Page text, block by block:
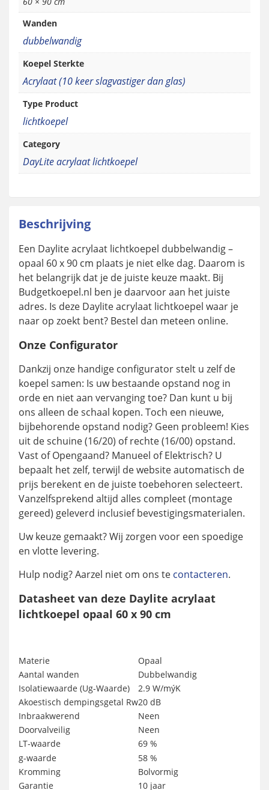
Wanden
dubbelwandig
Koepel Sterkte
Acrylaat (10 keer slagvastiger dan glas)
Type Product
lichtkoepel
Category
DayLite acrylaat lichtkoepel
Beschrijving
Een Daylite acrylaat lichtkoepel dubbelwandig –
opaal 60 x 90 cm plaats je niet elke dag. Daarom is
het belangrijk dat je de juiste keuze maakt. Bij
Budgetkoepel.nl ben je daarvoor aan het juiste
adres. Is deze Daylite acrylaat lichtkoepel waar je
naar op zoekt bent? Bestel dan meteen online.
Onze Configurator
Dankzij onze handige configurator stelt u zelf de
koepel samen: Is uw bestaande opstand nog in
orde en niet aan vervanging toe? Dan kunt u bij
ons alleen de schaal kopen. Toch een nieuwe,
bijbehorende opstand nodig? Geen probleem! Kies
uit de schuine (16/20) of rechte (16/00) opstand.
Vast of Opengaand? Manueel of Elektrisch? U
bepaalt het zelf, terwijl de website automatisch de
prijs berekent en de juiste toebehoren selecteert.
Vanzelfsprekend altijd alles compleet (montage
gereed) geleverd inclusief bevestigingsmaterialen.
Uw keuze gemaakt? Wij zorgen voor een spoedige
en vlotte levering.
Hulp nodig? Aarzel niet om ons te contacteren.
Datasheet van deze Daylite acrylaat
lichtkoepel opaal 60 x 90 cm
Materie
Opaal
Aantal wanden
Dubbelwandig
Isolatiewaarde (Ug-Waarde)
2.9 W/mýK
Akoestisch dempingsgetal Rw20 dB
Inbraakwerend
Neen
Doorvalveilig
Neen
LT-waarde
69 %
g-waarde
58 %
Kromming
Bolvormig
Garantie
10 jaar